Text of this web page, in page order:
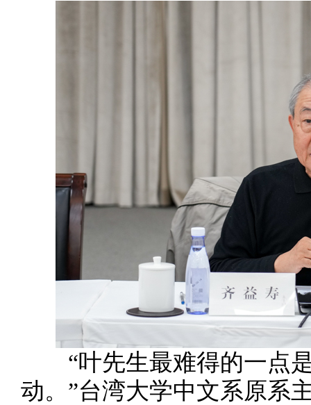
“叶先生最难得的一点是
动。”台湾大学中文系原系